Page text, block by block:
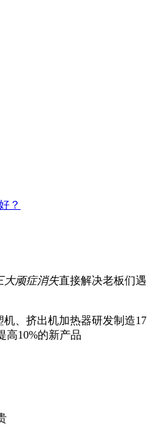
？
大顽症消失直接解决老板们遇
、挤出机加热器研发制造17
高10%的新产品